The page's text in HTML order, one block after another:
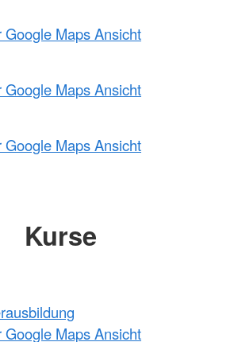
Google Maps Ansicht
Google Maps Ansicht
Google Maps Ansicht
Kurse
Google Maps Ansicht